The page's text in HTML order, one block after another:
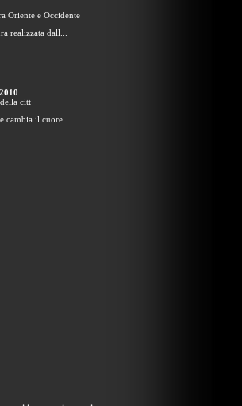
Oriente e Occidente
realizzata dall...
citt
cambia il cuore...